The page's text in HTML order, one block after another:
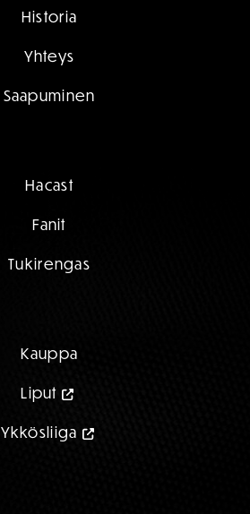
Historia
Yhteys
Saapuminen
Hacast
Fanit
Tukirengas
Kauppa
Liput
Ykkösliiga